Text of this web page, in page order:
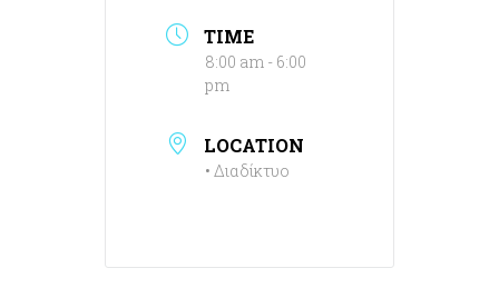
TIME
8:00 am - 6:00
pm
LOCATION
• Διαδίκτυο